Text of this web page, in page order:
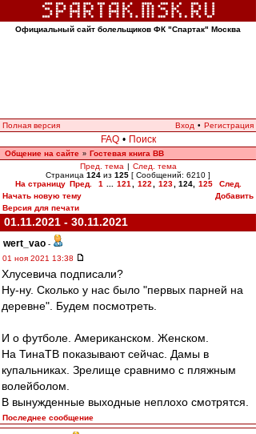
Официальный сайт болельщиков ФК "Спартак" Москва
Полная версия Вход • Регистрация
FAQ • Поиск
Общение на сайте » Гостевая книга ВВ
Пред. тема | След. тема
Страница 124 из 125 [ Сообщений: 6210 ]
На страницу Пред. 1 121 122 123 124, 125
След.
Начать новую тему
Добавить
Версия для печати
01.11.2021 - 30.11.2021
wert_vao -
01 ноя 2021 13:38
Хлусевича подписали?
Ну-ну. Сколько у нас было "первых парней на
деревне". Будем посмотреть.
И о футболе. Американском. Женском.
На ТинаТВ показывают сейчас. Дамы в
купальниках. Зрелище сравнимо с пляжным
волейболом.
В вынужденные выходные неплохо смотрятся.
Последнее сообщение